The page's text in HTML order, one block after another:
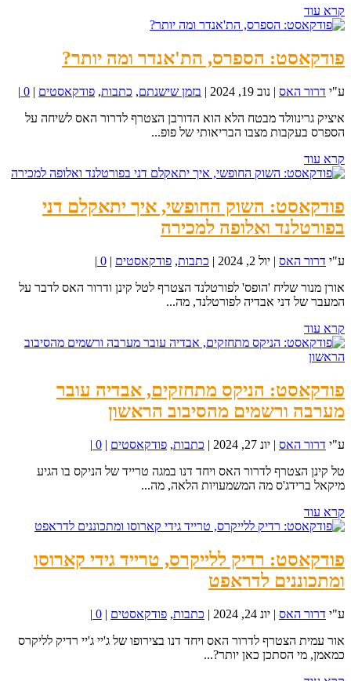
קרא עוד
פודקאסט: הספרס, הת'אנדר ומה יותר?
ע"י דרור האס | נוב 19, 2024 | בזמן שישנתם, כתבות, פודקאסטים |
0
|
איציק גרינוולד מבטח הלא הוא הדורבן הצטרף לדרור האס לשיחה על
הספרס בעקבות מצבו הבריאותי של פופ...
קרא עוד
פודקאסט: השוק החופשי, איך יתאקלם דני
בפורטלנד ואלופה למכירה
ע"י דרור האס | יול 2, 2024 | כתבות, פודקאסטים |
0
|
אורן מנור שליח 'הופס' לפורטלנד הצטרף לטל קינן ודרור האס לדבר על
המעבר של דני אבדיה לפורטלנד, מה...
קרא עוד
פודקאסט: הניקס מתחזקים, אבדיה עובר
מערבה ורשמים מהסיבוב הראשון
ע"י דרור האס | יונ 27, 2024 | כתבות, פודקאסטים |
0
|
טל קינן הצטרף לדרור האס ויחד דנו במגה טרייד של הניקס בו הגיע
מיקאל ברידג'ס מה המשמעויות הלאה, מה...
קרא עוד
פודקאסט: רדיק ללייקרס, טרייד גידי קארוסו
ומתכוננים לדראפט
ע"י דרור האס | יונ 24, 2024 | כתבות, פודקאסטים |
0
|
אור עמית הצטרף לדרור האס ויחד דנו בצירופו של ג'יי ג'יי רדיק לליקרס
כמאמן, מי הסתכן כאן יותר?...